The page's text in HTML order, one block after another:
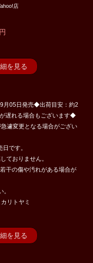
店
を見る
05日発売◆出荷目安：約2
遅れる場合もございます◆
遽変更となる場合がござい
です。
ておりません。
干の傷や汚れがある場合が
リトヤミ
を見る